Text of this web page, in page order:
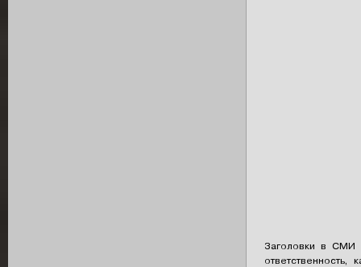
Заголовки в СМИ